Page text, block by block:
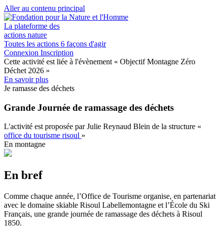
Aller au contenu principal
La plateforme des
actions nature
Toutes les actions 6 façons d'agir
Connexion Inscription
Cette activité est liée à l'évènement « Objectif Montagne Zéro
Déchet 2026 »
En savoir plus
Je ramasse des déchets
Grande Journée de ramassage des déchets
L'activité est proposée parJulie Reynaud Blein de la structure «
office du tourisme risoul »
En montagne
En bref
Comme chaque année, l’Office de Tourisme organise, en partenariat
avec le domaine skiable Risoul Labellemontagne et l’École du Ski
Français, une grande journée de ramassage des déchets à Risoul
1850.